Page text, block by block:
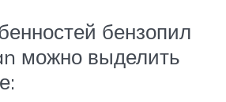
бензопил
можно выделить